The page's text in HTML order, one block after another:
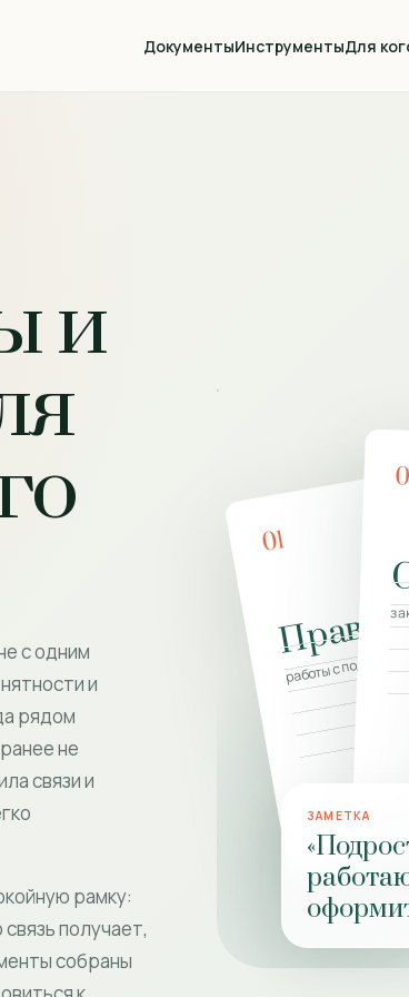
ДокументыИнструментыДля
и
с одним
и
рядом
не
связи и
рамку:
получает,
собраны
01
работы с
ЗАМЕТКА